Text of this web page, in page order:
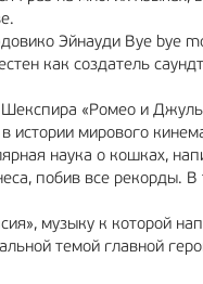
Эйнауди Bye bye
как создатель
«Ромео и
истории мирового
наука о кошках,
побив все рекорды. В
музыку к которой
темой главной